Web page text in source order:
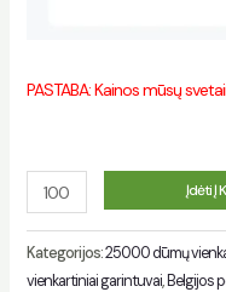
PASTABA: Kainos mūsų
Kiekis Įdėti Į
Kategorijos:25000 dūmų
vienkartiniai garintuvai, Belgijos